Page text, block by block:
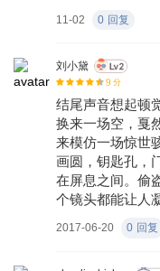
11-02 0 回复
刘小黛
9 分
结尾声音想起顿
换来一场空，戛
来模仿一场惊世
画圆，钥匙孔，
在屏息之间。偷
个镜头都能让人
2017-06-20 0 回复